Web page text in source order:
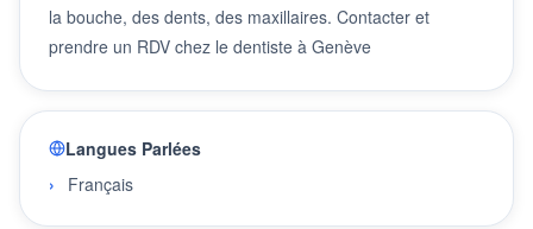
la bouche, des dents, des maxillaires. Contacter et
prendre un RDV chez le dentiste à Genève
Langues Parlées
Français